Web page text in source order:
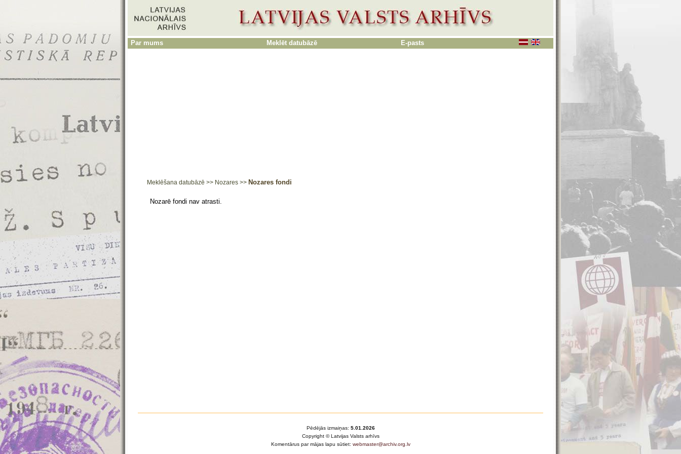
Par mums Meklēt datubāzē E-pasts
Meklēšana datubāzē >> Nozares >> Nozares fondi
Nozarē fondi nav atrasti.
Pēdējās izmaiņas: 5.01.2026
Copyright © Latvijas Valsts arhīvs
Komentārus par mājas lapu sūtiet: webmaster@archiv.org.lv